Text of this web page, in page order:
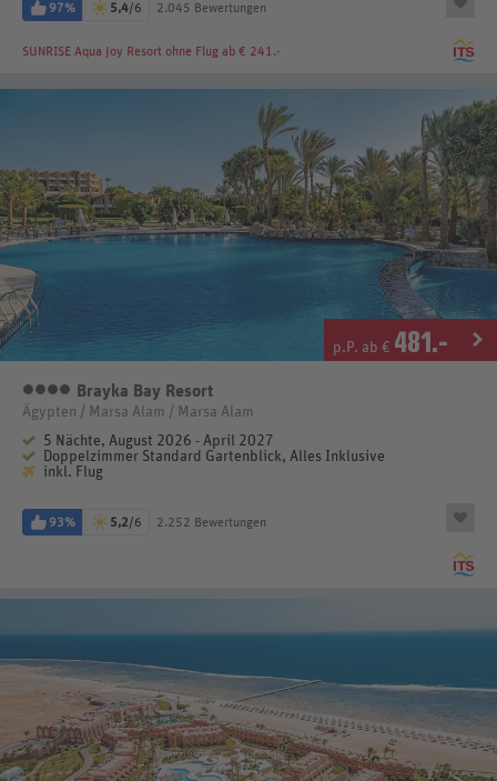
97% 5,4/6 2.045 Bewertungen
SUNRISE Aqua Joy Resort ohne Flug ab € 241.-
p.P. ab € 481.-
4 Sterne
Brayka Bay Resort
Ägypten / Marsa Alam / Marsa Alam
5 Nächte, August 2026 - April 2027
Doppelzimmer Standard Gartenblick, Alles Inklusive
inkl. Flug
93% 5,2/6 2.252 Bewertungen